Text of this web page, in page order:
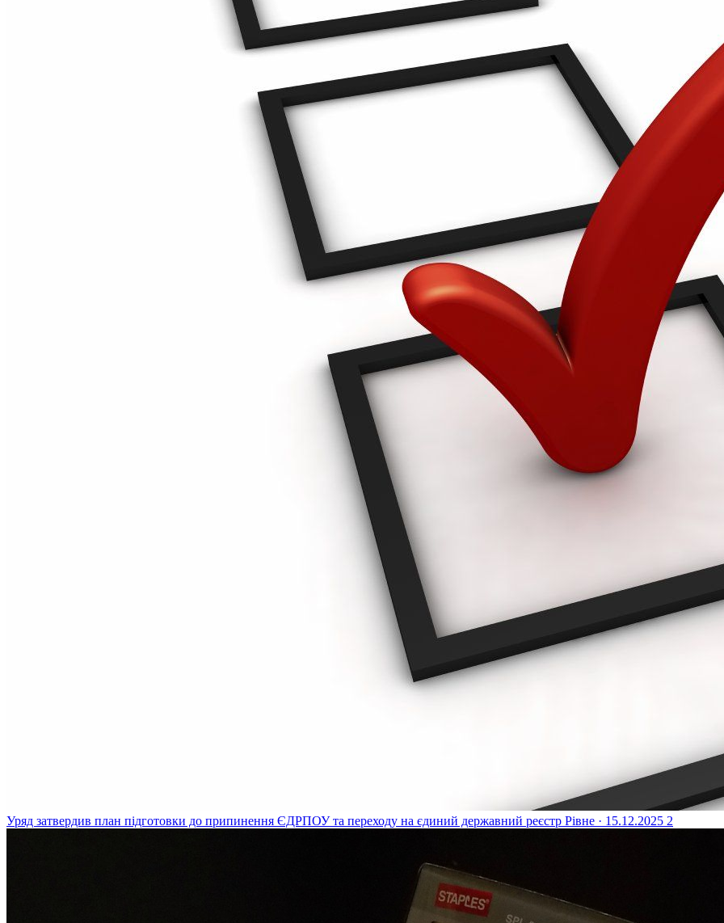
Уряд затвердив план підготовки до припинення ЄДРПОУ та переходу на єдиний державний реєстр Рівне · 15.12.2025 2